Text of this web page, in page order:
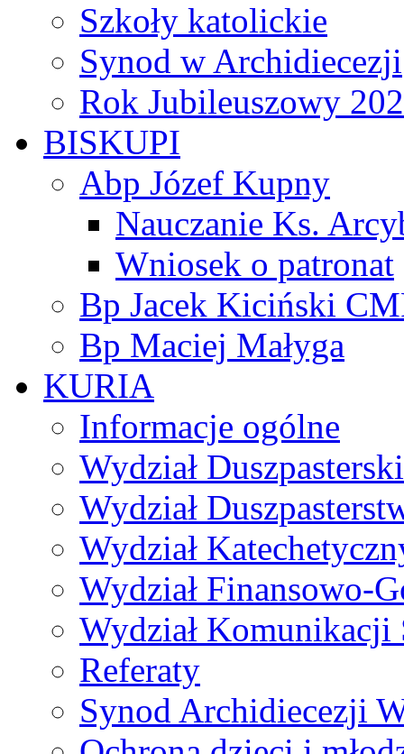
Szkoły katolickie
Synod w Archidiecezji
Rok Jubileuszowy
BISKUPI
Abp Józef Kupny
Nauczanie Ks.
Wniosek o patronat
Bp Jacek Kiciński
Bp Maciej Małyga
KURIA
Informacje ogólne
Wydział Duszpasterski
Wydział
Wydział
Wydział Finansowo-
Wydział Komunikacji
Referaty
Synod Archidiecezji